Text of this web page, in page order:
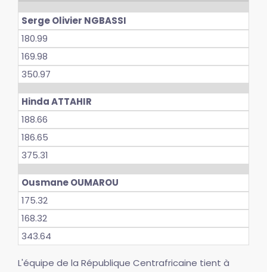
Serge Olivier NGBASSI
180.99
169.98
350.97
Hinda ATTAHIR
188.66
186.65
375.31
Ousmane OUMAROU
175.32
168.32
343.64
L'équipe de la République Centrafricaine tient à